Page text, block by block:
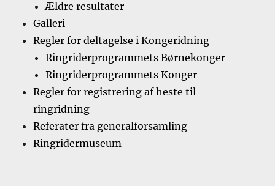
Ældre resultater
Galleri
Regler for deltagelse i Kongeridning
Ringriderprogrammets Børnekonger
Ringriderprogrammets Konger
Regler for registrering af heste til
ringridning
Referater fra generalforsamling
Ringridermuseum